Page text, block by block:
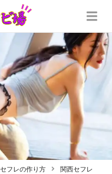
セフレの作り方 関西セフレ